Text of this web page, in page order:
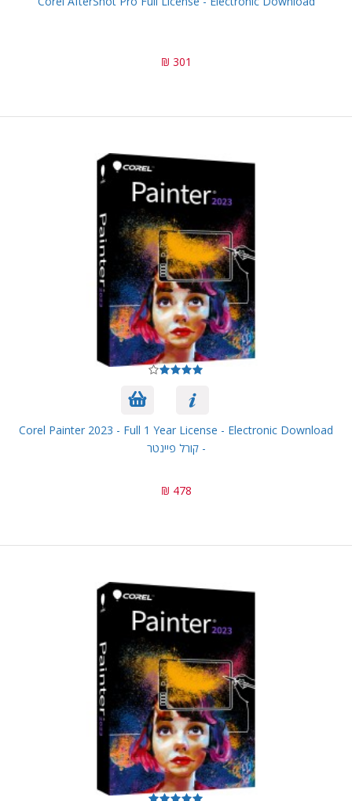
301 ₪
Corel Painter 2023 - Full 1 Year License - Electronic Download
- קורל פיינטר
478 ₪